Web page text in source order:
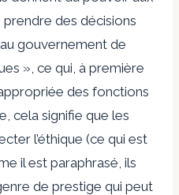
des décisions
gouvernement de
», ce qui, à première
des fonctions
cela signifie que les
l’éthique (ce qui est
il est paraphrasé, ils
de prestige qui peut